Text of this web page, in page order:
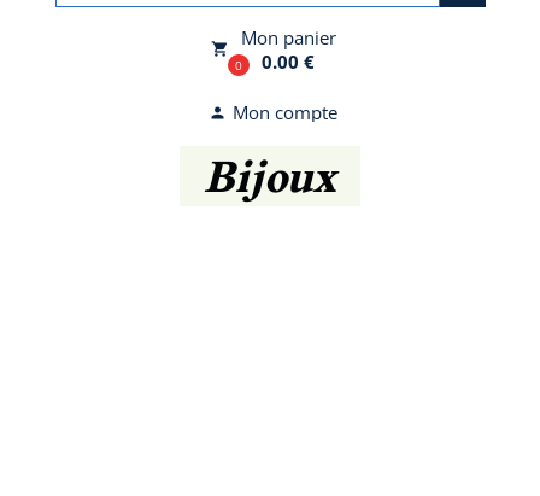
local_grocery_store
0
Mon panier
0.00 €
person Mon compte
Bijoux